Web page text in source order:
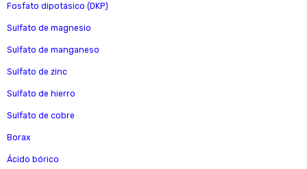
Fosfato dipotásico (DKP)
Sulfato de magnesio
Sulfato de manganeso
Sulfato de zinc
Sulfato de hierro
Sulfato de cobre
Borax
Ácido bórico